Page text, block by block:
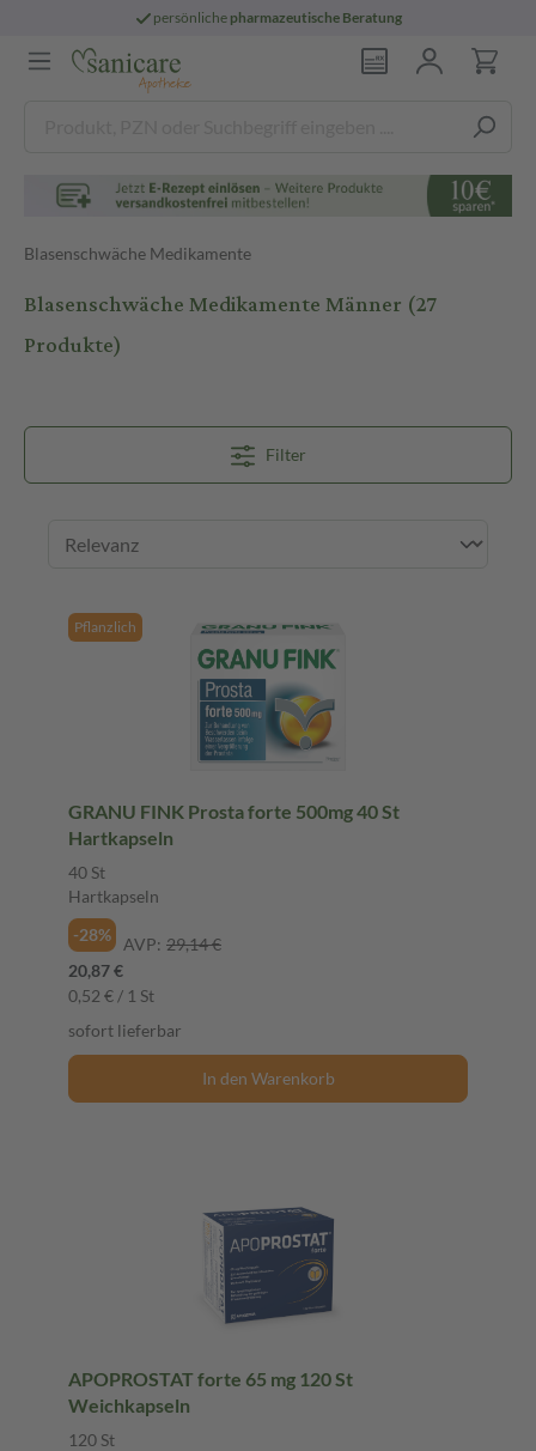
persönliche pharmazeutische Beratung
Blasenschwäche Medikamente
Blasenschwäche Medikamente Männer (27
Produkte)
Filter
Pflanzlich
GRANU FINK Prosta forte 500mg 40 St
Hartkapseln
40 St
Hartkapseln
-28%
AVP: 29,14 €
20,87 €
0,52 € / 1 St
sofort lieferbar
In den Warenkorb
APOPROSTAT forte 65 mg 120 St
Weichkapseln
120 St